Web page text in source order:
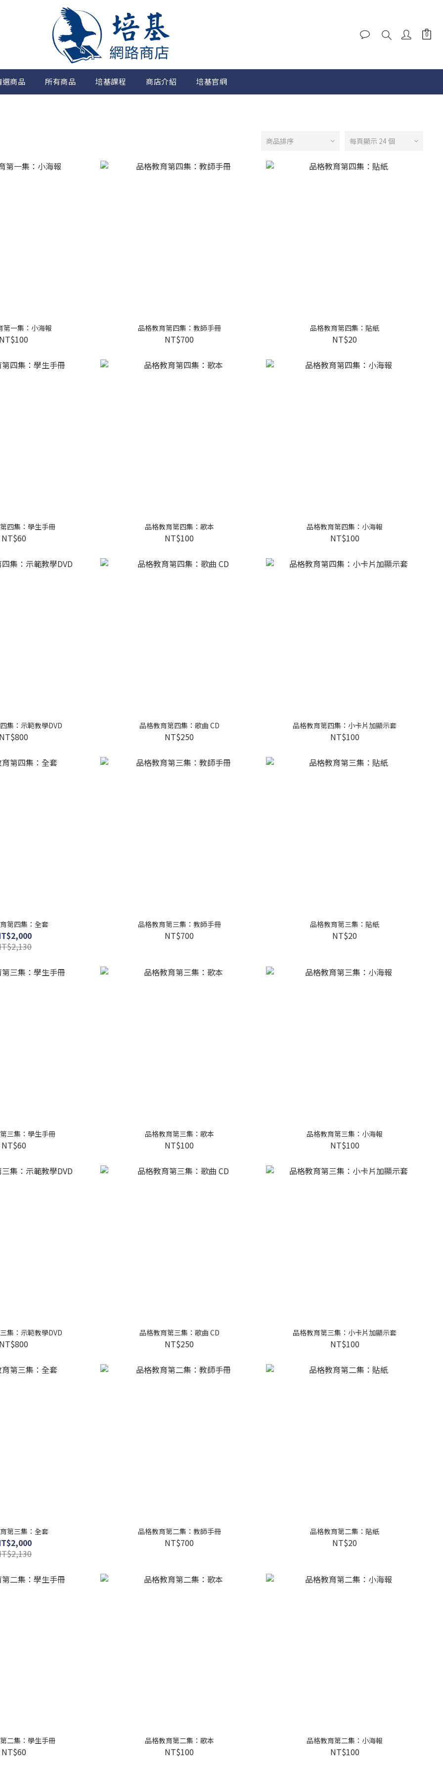
選商品 所有商品 培基課程 商店介紹 培基官網
商品排序 每頁顯示 24 個
第一集：小海報 品格教育第四集：教師手冊
NT$700
品格教育第四集：貼紙
NT$20
四集：學生手冊
NT$60
品格教育第四集：歌本
NT$100
品格教育第四集：小海報
NT$100
集：示範教學DVD 品格教育第四集：歌曲 CD
NT$250
品格教育第四集：小卡片加顯示套
NT$100
第四集：全套 品格教育第三集：教師手冊
NT$700
品格教育第三集：貼紙
NT$20
三集：學生手冊
NT$60
品格教育第三集：歌本
NT$100
品格教育第三集：小海報
NT$100
集：示範教學DVD 品格教育第三集：歌曲 CD
NT$250
品格教育第三集：小卡片加顯示套
NT$100
第三集：全套 品格教育第二集：教師手冊
NT$700
品格教育第二集：貼紙
NT$20
二集：學生手冊
NT$60
品格教育第二集：歌本
NT$100
品格教育第二集：小海報
NT$100